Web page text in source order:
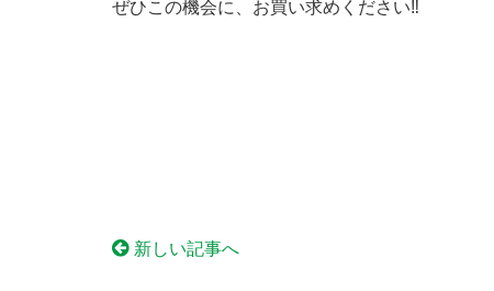
ぜひこの機会に、お買い求めください‼︎
新しい記事へ